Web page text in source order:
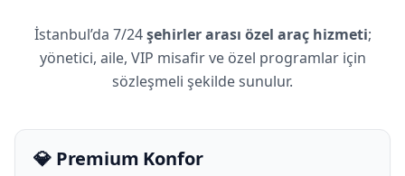
İstanbul’da 7/24şehirler arası özel araç hizmeti;
yönetici, aile, VIP misafir ve özel programlar için
sözleşmeli şekilde sunulur.
💎 Premium Konfor